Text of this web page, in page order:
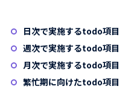
日次で実施するtodo項目
週次で実施するtodo項目
月次で実施するtodo項目
繁忙期に向けたtodo項目